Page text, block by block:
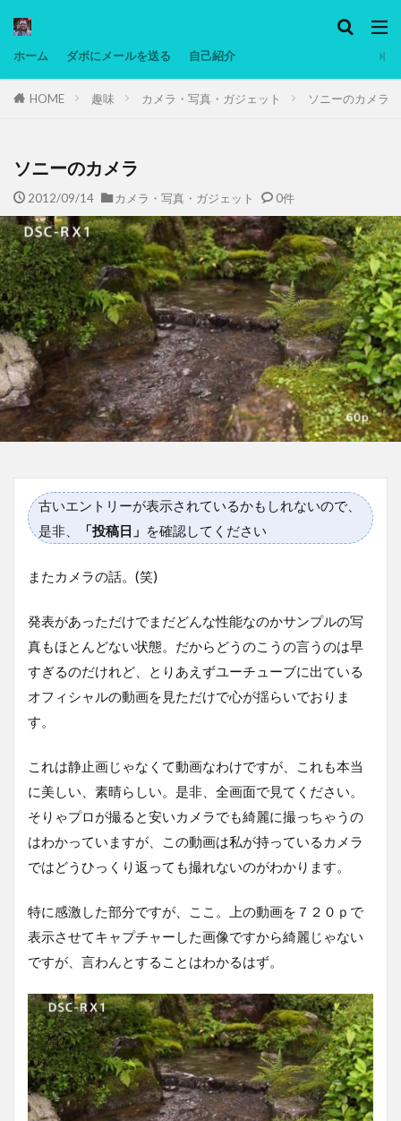
ホーム ダボにメールを送る 自己紹介
HOME 趣味 カメラ・写真・ガジェット ソニーのカメラ
ソニーのカメラ
2012/09/14 カメラ・写真・ガジェット 0件
古いエントリーが表示されているかもしれないので、
是非、
「投稿日」 を確認してください
またカメラの話。(笑)
発表があっただけでまだどんな性能なのかサンプルの写
真もほとんどない状態。だからどうのこうの言うのは早
すぎるのだけれど、とりあえずユーチューブに出ている
オフィシャルの動画を見ただけで心が揺らいでおりま
す。
これは静止画じゃなくて動画なわけですが、これも本当
に美しい、素晴らしい。是非、全画面で見てください。
そりゃプロが撮ると安いカメラでも綺麗に撮っちゃうの
はわかっていますが、この動画は私が持っているカメラ
ではどうひっくり返っても撮れないのがわかります。
特に感激した部分ですが、ここ。上の動画を７２０ｐで
表示させてキャプチャーした画像ですから綺麗じゃない
ですが、言わんとすることはわかるはず。
タグ
マレーシア動画
備忘録
動画 日本人村社会 脱水シート
検索